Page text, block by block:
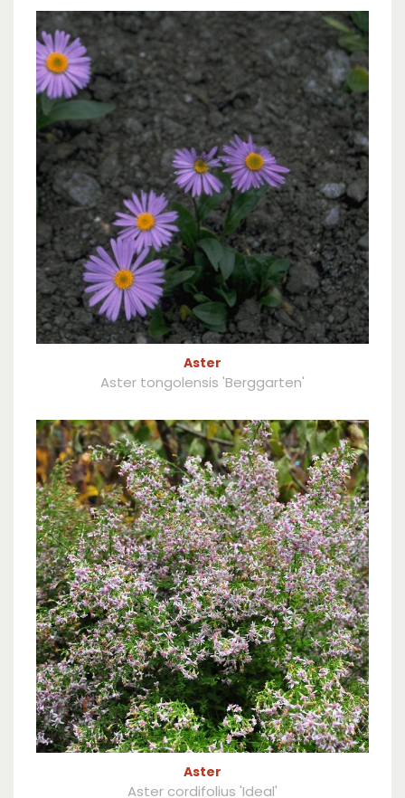
Aster
Aster tongolensis 'Berggarten'
Aster
Aster cordifolius 'Ideal'